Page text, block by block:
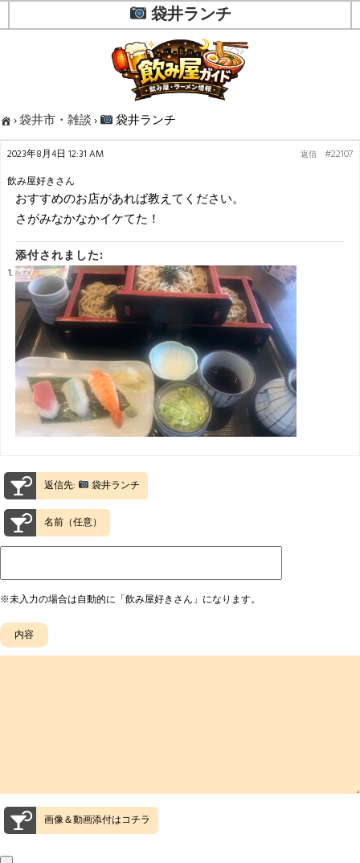
袋井ランチ
›袋井市・雑談› 袋井ランチ
2023年8月4日 12:31 AM #22107
返信
飲み屋好きさん
おすすめのお店があれば教えてください。
さがみなかなかイケてた！
添付されました:
返信先: 袋井ランチ
名前（任意）
※未入力の場合は自動的に「飲み屋好きさん」になります。
画像＆動画添付はコチラ